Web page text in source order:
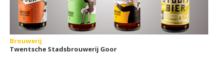
Brouwerij
Twentsche Stadsbrouwerij Goor